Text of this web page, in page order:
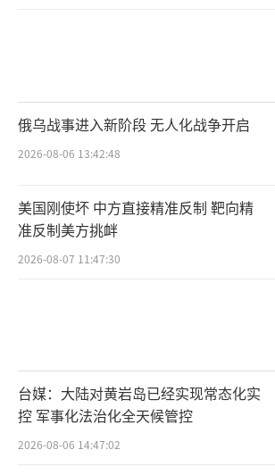
俄乌战事进入新阶段 无人化战争开启
2026-08-06 13:42:48
美国刚使坏 中方直接精准反制 靶向精
准反制美方挑衅
2026-08-07 11:47:30
台媒：大陆对黄岩岛已经实现常态化实
控 军事化法治化全天候管控
2026-08-06 14:47:02